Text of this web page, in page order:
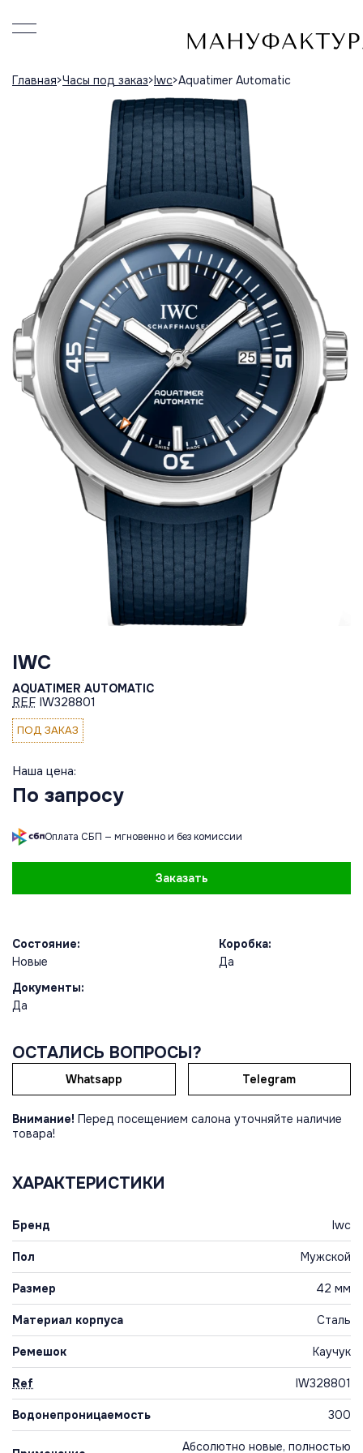
Главная Часы под заказ Iwc Aquatimer Automatic
IWC
AQUATIMER AUTOMATIC
REF IW328801
ПОД ЗАКАЗ
Наша цена:
По запросу
Оплата СБП — мгновенно и без комиссии
Заказать
Состояние:
Новые
Коробка:
Да
Документы:
Да
ОСТАЛИСЬ ВОПРОСЫ?
Whatsapp Telegram
Внимание! Перед посещением салона уточняйте наличие
товара!
ХАРАКТЕРИСТИКИ
Бренд Iwc
Пол Мужской
Размер 42 мм
Материал корпуса Сталь
Ремешок Каучук
Ref IW328801
Водонепроницаемость 300
Абсолютно новые, полностью